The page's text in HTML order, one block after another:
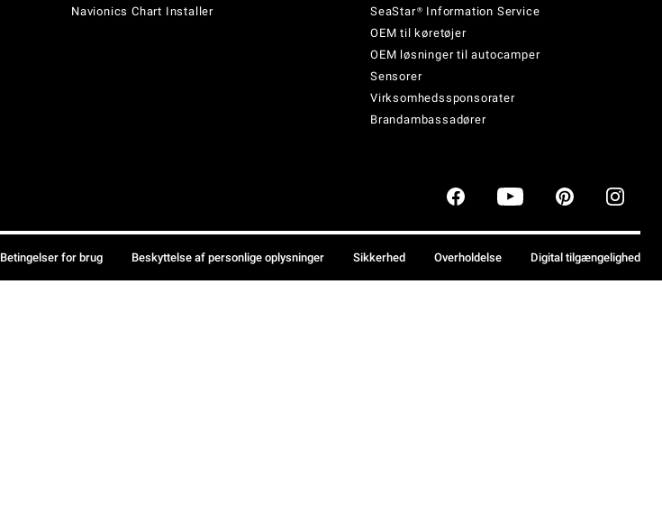
Navionics Chart Installer
SeaStar® Information Service
OEM til køretøjer
OEM løsninger til autocamper
Sensorer
Virksomhedssponsorater
Brandambassadører
Betingelser for brug Beskyttelse af personlige oplysninger Sikkerhed Overholdelse Digital tilgængelighed